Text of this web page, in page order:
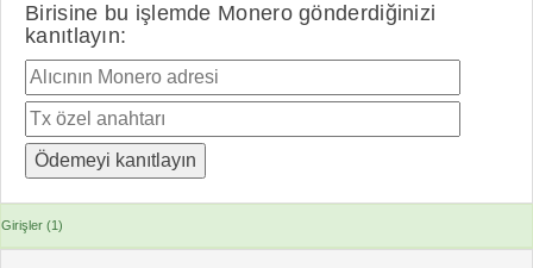
Birisine bu işlemde Monero gönderdiğinizi
kanıtlayın:
Girişler (1)